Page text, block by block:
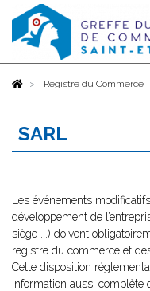
AccueilRegistre du Commerce
SARL
Les événements
développement de
siège ...) doivent
registre du commerce et
Cette disposition
information aussi complète